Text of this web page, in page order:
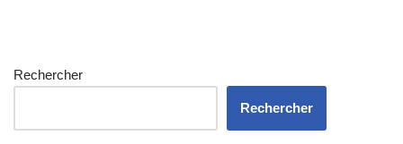
Rechercher
Rechercher